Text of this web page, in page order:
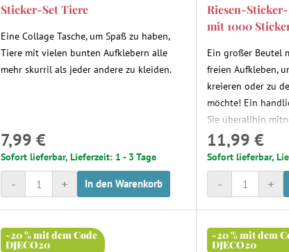
Sticker-Set Tiere
Eine Collage Tasche, um Spaß zu haben,
Tiere mit vielen bunten Aufklebern alle
mehr skurril als jeder andere zu kleiden.
7,99 €
Sofort lieferbar, Lieferzeit: 1 - 3 Tage
+
- In den Warenkorb
Riesen-
mit 1000
Ein großer Beutel
freien Aufkleben,
kreieren oder zu
möchte! Ein
Sie überallhin
11,99 €
Sofort lieferbar,
+
-
-20 % mit dem Code
DJECO20
-20 % mit dem
DJECO20